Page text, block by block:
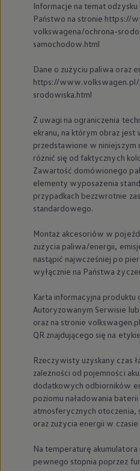
Gwarancje
Lampki
Starsze
Certyfikaty
Wszystkie usługi
Dla przyszłych
Dla obecnych
Sezonowe
Informacje dla
Świat Volkswagena
Volkswagen Magazine
Lifestyle
Eksploatacja
Samochody
SUV-y
Rozwój
Technologia
Samochody
Technologie i
Odwiedź Volkswagen
Warto wybrać
Infolinia Volkswagen
Umów się na Serwis
Newsletter ID.
Społeczność
Znajdź Dealera
Zapisz się na jazdę próbną
Informacje na temat
Państwo na stronie https://
volkswagena/ochrona-
samochodow.html
Dane o zużyciu paliwa oraz
https://
srodowiska.html
Z uwagi na ograniczenia
ekranu, na którym obraz
przedstawione w niniejszym
różnić się od faktycznych
Zawartość domówionego
elementy wyposażenia
przypadkach bezzwrotnie
standardowego.
Montaż akcesoriów w
zużycia paliwa/energii,
nastąpić najwcześniej po
wyłącznie na Państwa
Karta informacyjna
Autoryzowanym Serwisie
oraz na stronie
QR znajdującego się na
Rzeczywisty uzyskany czas
zależności od pojemności
dodatkowych odbiorników
poziomu naładowania
atmosferycznych otoczenia,
oraz zużycia energii w
Na temperaturę
pewnego stopnia poprzez